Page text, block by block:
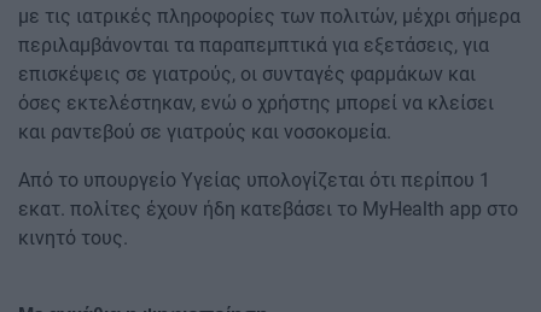
με τις ιατρικές πληροφορίες των πολιτών, μέχρι σήμερα
περιλαμβάνονται τα παραπεμπτικά για εξετάσεις, για
επισκέψεις σε γιατρούς, οι συνταγές φαρμάκων και
όσες εκτελέστηκαν, ενώ ο χρήστης μπορεί να κλείσει
και ραντεβού σε γιατρούς και νοσοκομεία.
Από το υπουργείο Υγείας υπολογίζεται ότι περίπου 1
εκατ. πολίτες έχουν ήδη κατεβάσει το MyHealth app στο
κινητό τους.